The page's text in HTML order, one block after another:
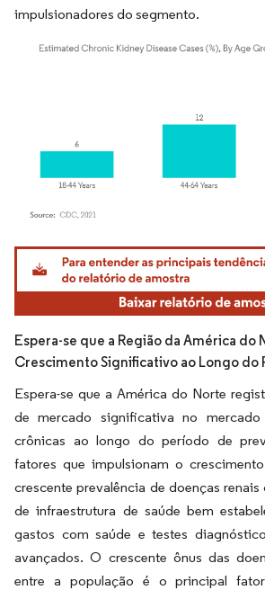
impulsionadores do segmento.
Imagem © Mordor Intelligence. O reuso requer
Espera-se que a Região da América do
Crescimento Significativo ao Longo do
Espera-se que a América do Norte
de mercado significativa no
crônicas ao longo do período de
fatores que impulsionam o
crescente prevalência de doenças renais
de infraestrutura de saúde bem
gastos com saúde e testes
avançados. O crescente ônus das
entre a população é o principal